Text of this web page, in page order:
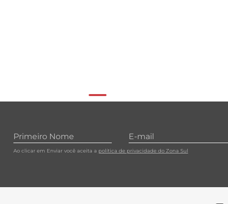
Ao clicar em Enviar você aceita a política de privacidade do Zona Sul